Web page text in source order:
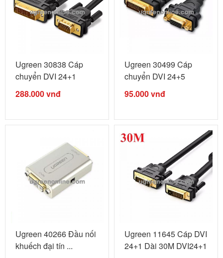
Ugreen 30838 Cáp
chuyển DVI 24+1
dương sang ...
288.000vnđ
Ugreen 30499 Cáp
chuyển DVI 24+5
dương TO ...
95.000vnđ
Ugreen 40266 Đầu nối
khuếch đại tín ...
Ugreen 11645 Cáp DVI
24+1 Dài 30M DVI24+1